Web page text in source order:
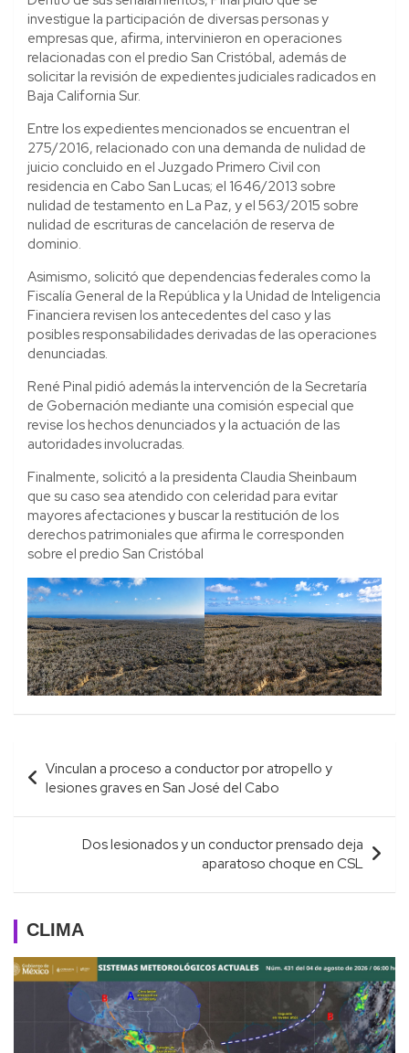
investigue la participación de diversas personas y
empresas que, afirma, intervinieron en operaciones
relacionadas con el predio San Cristóbal, además de
solicitar la revisión de expedientes judiciales radicados en
Baja California Sur.
Entre los expedientes mencionados se encuentran el
275/2016, relacionado con una demanda de nulidad de
juicio concluido en el Juzgado Primero Civil con
residencia en Cabo San Lucas; el 1646/2013 sobre
nulidad de testamento en La Paz, y el 563/2015 sobre
nulidad de escrituras de cancelación de reserva de
dominio.
Asimismo, solicitó que dependencias federales como la
Fiscalía General de la República y la Unidad de Inteligencia
Financiera revisen los antecedentes del caso y las
posibles responsabilidades derivadas de las operaciones
denunciadas.
René Pinal pidió además la intervención de la Secretaría
de Gobernación mediante una comisión especial que
revise los hechos denunciados y la actuación de las
autoridades involucradas.
Finalmente, solicitó a la presidenta Claudia Sheinbaum
que su caso sea atendido con celeridad para evitar
mayores afectaciones y buscar la restitución de los
derechos patrimoniales que afirma le corresponden
sobre el predio San Cristóbal
Navegación
de
entradas
Vinculan a proceso a conductor por atropello y
lesiones graves en San José del Cabo
Dos lesionados y un conductor prensado deja
aparatoso choque en CSL
CLIMA